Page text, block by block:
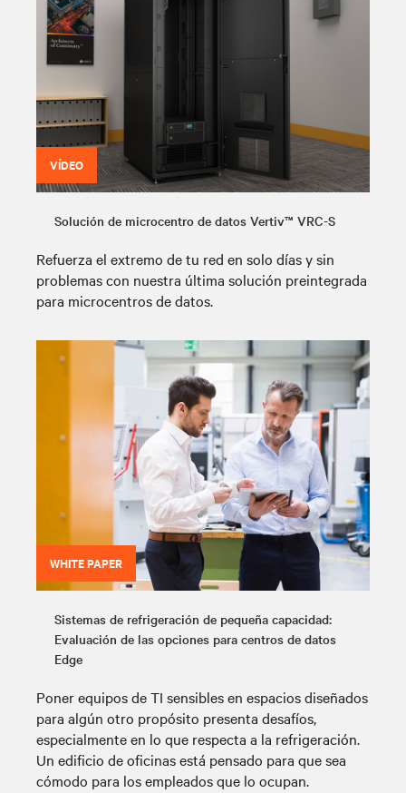
VÍDEO
Solución de microcentro de datos Vertiv™ VRC-S
Refuerza el extremo de tu red en solo días y sin
problemas con nuestra última solución preintegrada
para microcentros de datos.
WHITE PAPER
Sistemas de refrigeración de pequeña capacidad:
Evaluación de las opciones para centros de datos
Edge
Poner equipos de TI sensibles en espacios diseñados
para algún otro propósito presenta desafíos,
especialmente en lo que respecta a la refrigeración.
Un edificio de oficinas está pensado para que sea
cómodo para los empleados que lo ocupan.